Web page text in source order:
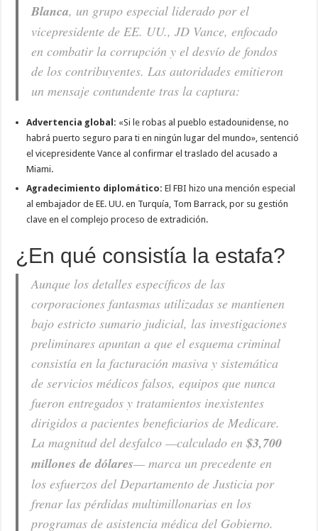
Blanca, un grupo especial liderado por el
vicepresidente de EE. UU., JD Vance, enfocado
en combatir la corrupción y el desvío de fondos
de los contribuyentes. Las autoridades emitieron
un mensaje contundente tras la captura:
Advertencia global: «Si le robas al pueblo estadounidense, no
habrá puerto seguro para ti en ningún lugar del mundo», sentenció
el vicepresidente Vance al confirmar el traslado del acusado a
Miami.
Agradecimiento diplomático: El FBI hizo una mención especial
al embajador de EE. UU. en Turquía, Tom Barrack, por su gestión
clave en el complejo proceso de extradición.
¿En qué consistía la estafa?
Aunque los detalles específicos de las
corporaciones fantasmas utilizadas se mantienen
bajo estricto sumario judicial, las investigaciones
preliminares apuntan a que el esquema criminal
consistía en la facturación masiva y sistemática
de servicios médicos falsos, equipos que nunca
fueron entregados y tratamientos inexistentes
dirigidos a pacientes beneficiarios de Medicare.
La magnitud del desfalco —calculado en$3,700
millones de dólares— marca un precedente en
los esfuerzos del Departamento de Justicia por
frenar las pérdidas multimillonarias en los
programas de asistencia médica del Gobierno.